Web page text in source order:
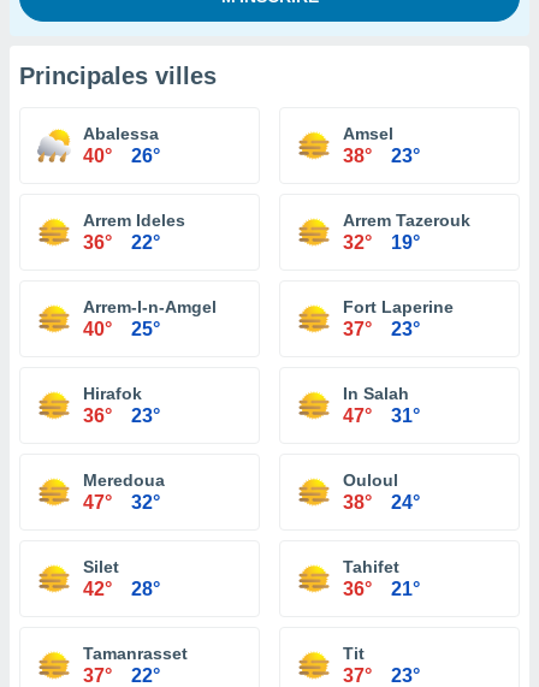
Principales villes
Abalessa
40° 26°
Amsel
38° 23°
Arrem Ideles
36° 22°
Arrem Tazerouk
32° 19°
Arrem-I-n-Amgel
40° 25°
Fort Laperine
37° 23°
Hirafok
36° 23°
In Salah
47° 31°
Meredoua
47° 32°
Ouloul
38° 24°
Silet
42° 28°
Tahifet
36° 21°
Tamanrasset
37° 22°
Tit
37° 23°